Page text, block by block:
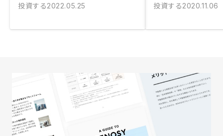
投資する2022.05.25
投資する2020.11.06